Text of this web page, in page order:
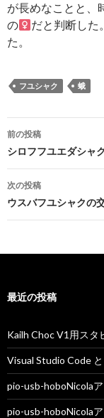
が長めなことと、
の
だと判断した
た。
フユシャク 蛾
投
稿
ナ
ビ
ゲ
ー
ョ
ン
前の投稿
シロフフユエダシャ
次の投稿
ウスバフユシャクの
最近の投稿
Kailh Choc V1用スタ
Visual Studio Code
pio-usb-hoboNicola
pio-usb-hoboNicola